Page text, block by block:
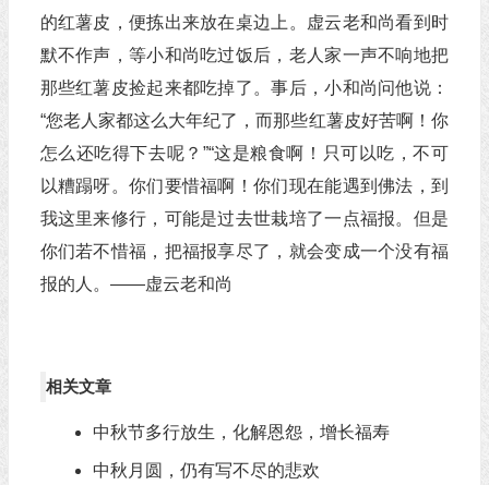
的红薯皮，便拣出来放在桌边上。虚云老和尚看到时
默不作声，等小和尚吃过饭后，老人家一声不响地把
那些红薯皮捡起来都吃掉了。事后，小和尚问他说：
“您老人家都这么大年纪了，而那些红薯皮好苦啊！你
怎么还吃得下去呢？”“这是粮食啊！只可以吃，不可
以糟蹋呀。你们要惜福啊！你们现在能遇到佛法，到
我这里来修行，可能是过去世栽培了一点福报。但是
你们若不惜福，把福报享尽了，就会变成一个没有福
报的人。——虚云老和尚
相关文章
中秋节多行放生，化解恩怨，增长福寿
中秋月圆，仍有写不尽的悲欢